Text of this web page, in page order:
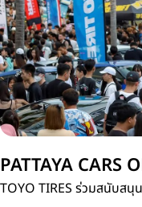
PATTAYA CARS
TOYO TIRES ร่วมสนับสนุ